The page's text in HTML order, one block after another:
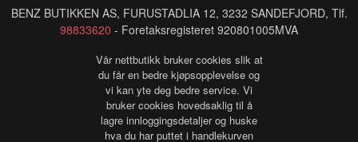
BENZ BUTIKKEN AS, FURUSTADLIA 12, 3232 SANDEFJORD, Tlf.
98833620 - Foretaksregisteret 920801005MVA
Vår nettbutikk bruker cookies slik at
du får en bedre kjøpsopplevelse og
vi kan yte deg bedre service. Vi
bruker cookies hovedsaklig til å
lagre innloggingsdetaljer og huske
hva du har puttet i handlekurven